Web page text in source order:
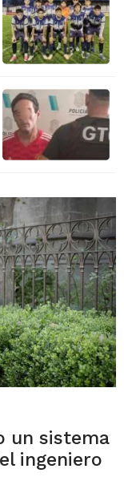
un sistema
ingeniero